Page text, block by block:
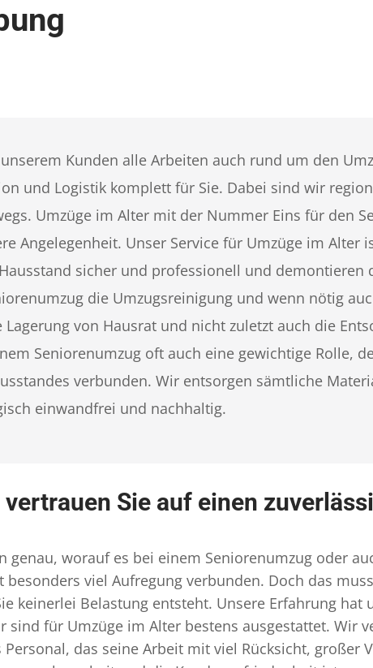
Kunden alle Arbeiten auch rund um den
und Logistik komplett für Sie. Dabei sind wir
Umzüge im Alter mit der Nummer Eins für den
Angelegenheit. Unser Service für Umzüge im Alter
sicher und professionell und
die Umzugsreinigung und wenn nötig
von Hausrat und nicht zuletzt auch die
Seniorenumzug oft auch eine gewichtige Rolle,
verbunden. Wir entsorgen sämtliche
einwandfrei und nachhaltig.
Sie auf einen
worauf es bei einem Seniorenumzug oder
viel Aufregung verbunden. Doch das
keinerlei Belastung entsteht. Unsere Erfahrung hat
sind für Umzüge im Alter bestens ausgestattet. Wir
das seine Arbeit mit viel Rücksicht, großer